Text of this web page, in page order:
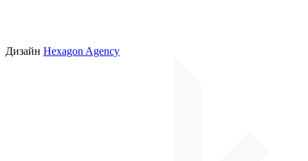
Дизайн Hexagon Agency